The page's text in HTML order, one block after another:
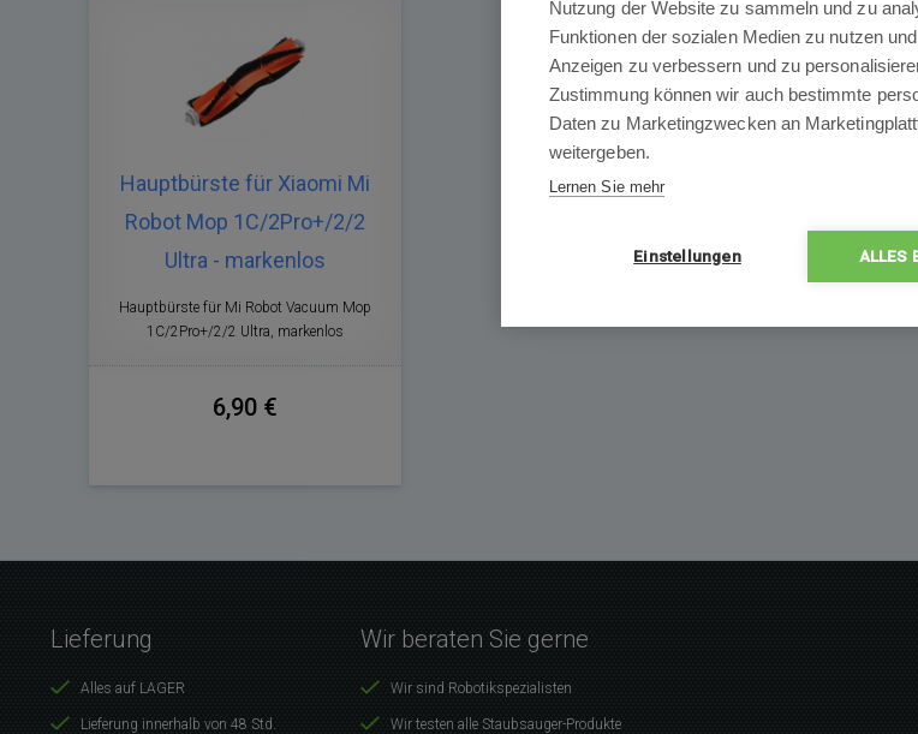
Hauptbürste für Xiaomi Mi
Robot Mop 1C/2Pro+/2/2
Ultra - markenlos
Hauptbürste für Mi Robot Vacuum Mop
1C/2Pro+/2/2 Ultra, markenlos
6,90 €
Lieferung
Alles auf LAGER
Lieferung innerhalb von 48 Std.
Wir beraten Sie gerne
Wir sind Robotikspezialisten
Wir testen alle Staubsauger-Produkte
Nutzung der Website zu sammeln und zu
Funktionen der sozialen Medien zu nutzen
Anzeigen zu verbessern und zu
Zustimmung können wir auch bestimmte
Daten zu Marketingzwecken an
weitergeben.
Lernen Sie mehr
Einstellungen ALLES